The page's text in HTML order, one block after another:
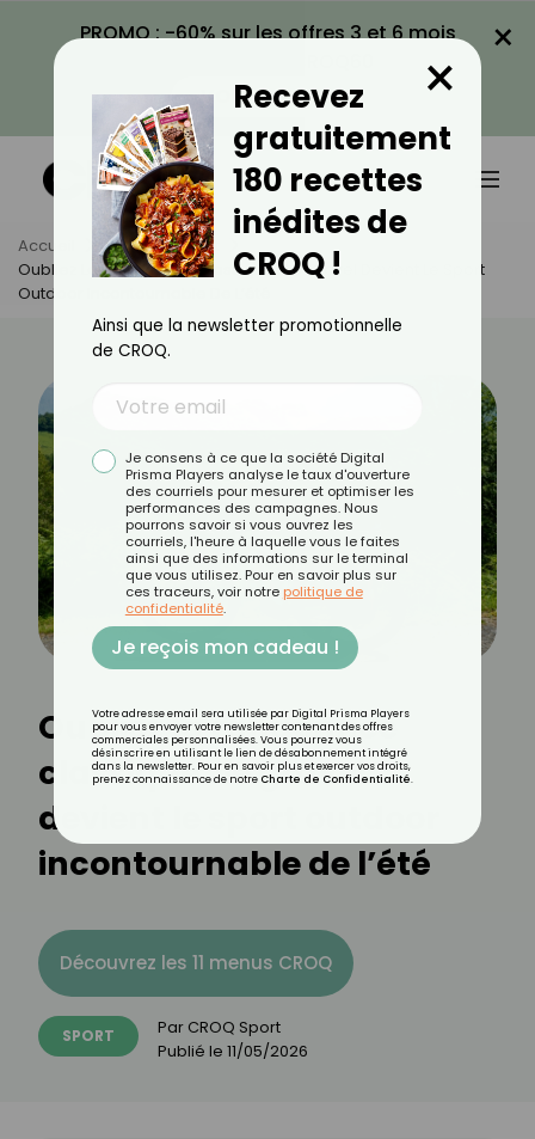
PROMO : -60% sur les offres 3 et 6 mois
VOIR LA PROMO
×
Accueil Actus
Sport
Oubliez La Randonnée Classique : Le Gravel Devient Le Sport
Outdoor Incontournable De L’été
Oubliez la randonnée
classique : le gravel
devient le sport outdoor
incontournable de l’été
Découvrez les 11 menus CROQ
SPORT Par CROQ Sport
Publié le 11/05/2026
Recevez
gratuitement
180 recettes
inédites de
CROQ !
×
Ainsi que la newsletter promotionnelle
de CROQ.
Je consens à ce que la société Digital
Prisma Players analyse le taux d'ouverture
des courriels pour mesurer et optimiser les
performances des campagnes. Nous
pourrons savoir si vous ouvrez les
courriels, l'heure à laquelle vous le faites
ainsi que des informations sur le terminal
que vous utilisez. Pour en savoir plus sur
ces traceurs, voir notre politique de
confidentialité.
Je reçois mon cadeau !
Votre adresse email sera utilisée par Digital Prisma Players
pour vous envoyer votre newsletter contenant des offres
commerciales personnalisées. Vous pourrez vous
désinscrire en utilisant le lien de désabonnement intégré
dans la newsletter. Pour en savoir plus et exercer vos droits,
prenez connaissance de notre Charte de Confidentialité.